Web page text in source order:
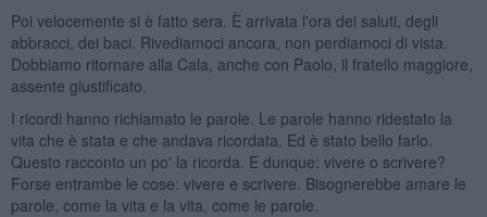
Poi velocemente si è fatto sera. È arrivata l'ora dei saluti, degli
abbracci, dei baci. Rivediamoci ancora, non perdiamoci di vista.
Dobbiamo ritornare alla Cala, anche con Paolo, il fratello maggiore,
assente giustificato.
I ricordi hanno richiamato le parole. Le parole hanno ridestato la
vita che è stata e che andava ricordata. Ed è stato bello farlo.
Questo racconto un po' la ricorda. E dunque: vivere o scrivere?
Forse entrambe le cose: vivere e scrivere. Bisognerebbe amare le
parole, come la vita e la vita, come le parole.